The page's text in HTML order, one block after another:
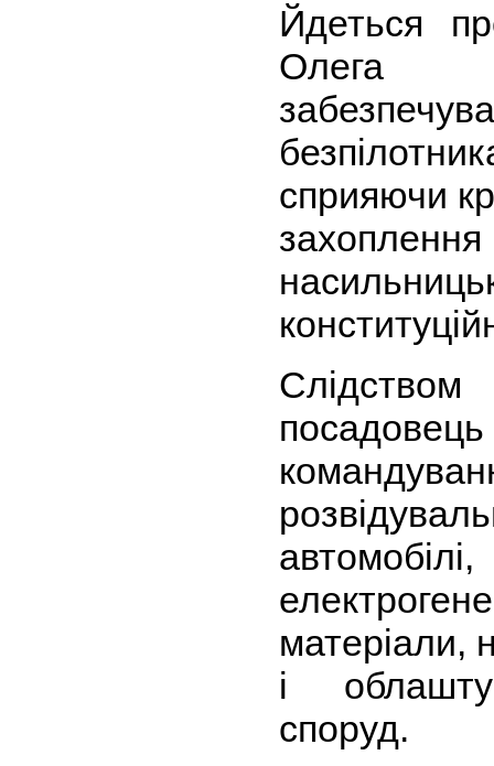
Йдеться
Олега
сприяючи
матеріали,
і
споруд.